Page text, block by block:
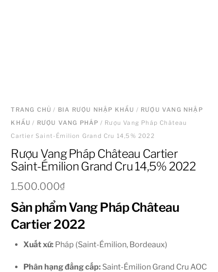
TRANG CHỦ / BIA RƯỢU NHẬP KHẨU / RƯỢU VANG NHẬP
KHẨU / RƯỢU VANG PHÁP / Rượu Vang Pháp Château
Cartier Saint-Émilion Grand Cru 14,5% 2022
Rượu Vang Pháp Château Cartier
Saint-Émilion Grand Cru 14,5% 2022
1.500.000₫
Sản phẩm Vang Pháp Château
Cartier 2022
Xuất xứ: Pháp (Saint-Émilion, Bordeaux)
Phân hạng đẳng cấp: Saint-Émilion Grand Cru AOC